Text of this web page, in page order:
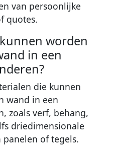
van persoonlijke
quotes.
worden
in een
die kunnen
wand in een
zoals verf, behang,
driedimensionale
of tegels.